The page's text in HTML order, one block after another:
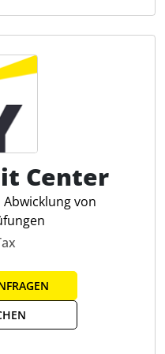
direkt abgefragt und
können auf
für ihn relevanten
einsehen und
Center
von